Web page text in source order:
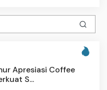
Apresiasi Coffee
S...